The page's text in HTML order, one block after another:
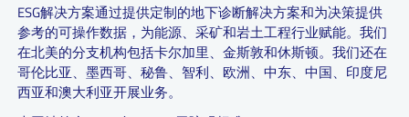
ESG解决方案通过提供定制的地下诊断解决方案和为决策提供
参考的可操作数据，为能源、采矿和岩土工程行业赋能。我们
在北美的分支机构包括卡尔加里、金斯敦和休斯顿。我们还在
哥伦比亚、墨西哥、秘鲁、智利、欧洲、中东、中国、印度尼
西亚和澳大利亚开展业务。